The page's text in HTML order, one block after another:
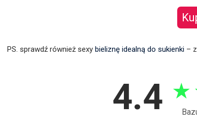
PS. sprawdź również sexy bieliznę idealną do sukienki –
4.4 ★